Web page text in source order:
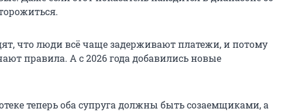
что люди всё чаще задерживают платежи, и потому
правила. А с 2026 года добавились новые
теперь оба супруга должны быть созаемщиками, а